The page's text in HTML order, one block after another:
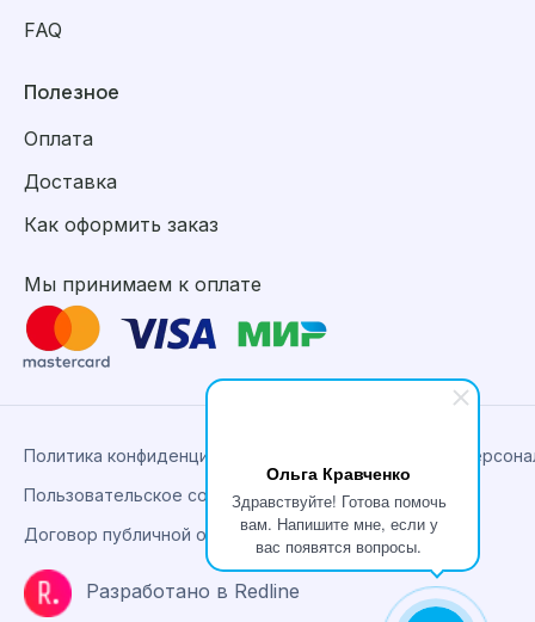
Ольга Кравченко
Здравствуйте! Готова помочь
вам. Напишите мне, если у
вас появятся вопросы.
FAQ
Полезное
Оплата
Доставка
Как оформить заказ
Мы принимаем к оплате
Разработано в Redline
Политика конфиденциальности, сбора и обработки
Пользовательское соглашение
Договор публичной оферты